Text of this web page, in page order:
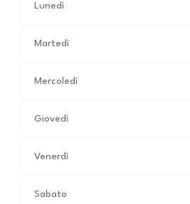
Lunedì
Martedì
Mercoledì
Giovedì
Venerdì
Sabato